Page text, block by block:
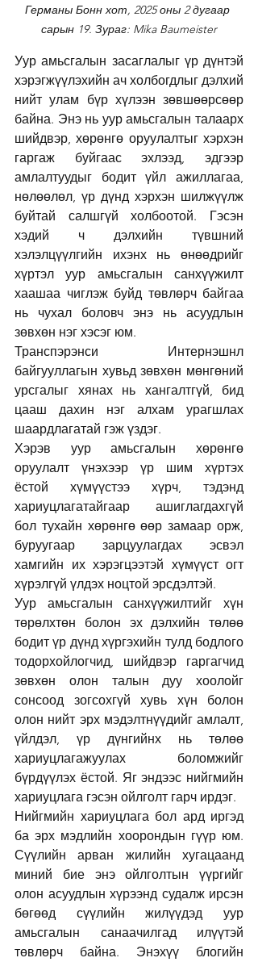
Германы Бонн хот, 2025 оны 2 дугаар
сарын 19. Зураг: Mika Baumeister
Уур амьсгалын засаглалыг үр дүнтэй
хэрэгжүүлэхийн ач холбогдлыг дэлхий
нийт улам бүр хүлээн зөвшөөрсөөр
байна. Энэ нь уур амьсгалын талаарх
шийдвэр, хөрөнгө оруулалтыг хэрхэн
гаргаж буйгаас эхлээд, эдгээр
амлалтуудыг бодит үйл ажиллагаа,
нөлөөлөл, үр дүнд хэрхэн шилжүүлж
буйтай салшгүй холбоотой. Гэсэн
хэдий ч дэлхийн түвшний
хэлэлцүүлгийн ихэнх нь өнөөдрийг
хүртэл уур амьсгалын санхүүжилт
хаашаа чиглэж буйд төвлөрч байгаа
нь чухал боловч энэ нь асуудлын
зөвхөн нэг хэсэг юм.
Транспэрэнси Интернэшнл
байгууллагын хувьд зөвхөн мөнгөний
урсгалыг хянах нь хангалтгүй, бид
цааш дахин нэг алхам урагшлах
шаардлагатай гэж үздэг.
Хэрэв уур амьсгалын хөрөнгө
оруулалт үнэхээр үр шим хүртэх
ёстой хүмүүстээ хүрч, тэдэнд
хариуцлагатайгаар ашиглагдахгүй
бол тухайн хөрөнгө өөр замаар орж,
буруугаар зарцуулагдах эсвэл
хамгийн их хэрэгцээтэй хүмүүст огт
хүрэлгүй үлдэх ноцтой эрсдэлтэй.
Уур амьсгалын санхүүжилтийг хүн
төрөлхтөн болон эх дэлхийн төлөө
бодит үр дүнд хүргэхийн тулд бодлого
тодорхойлогчид, шийдвэр гаргагчид
зөвхөн олон талын дуу хоолойг
сонсоод зогсохгүй хувь хүн болон
олон нийт эрх мэдэлтнүүдийг амлалт,
үйлдэл, үр дүнгийнх нь төлөө
хариуцлагажуулах боломжийг
бүрдүүлэх ёстой. Яг эндээс нийгмийн
хариуцлага гэсэн ойлголт гарч ирдэг.
Нийгмийн хариуцлага бол ард иргэд
ба эрх мэдлийн хоорондын гүүр юм.
Сүүлийн арван жилийн хугацаанд
миний бие энэ ойлголтын үүргийг
олон асуудлын хүрээнд судалж ирсэн
бөгөөд сүүлийн жилүүдэд уур
амьсгалын санаачилгад илүүтэй
төвлөрч байна. Энэхүү блогийн